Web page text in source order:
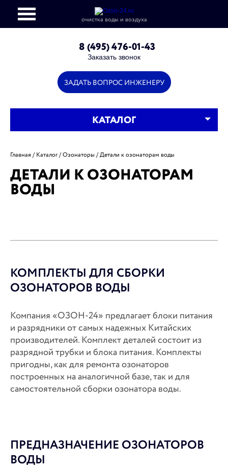
очистка воды и воздуха
8 (495) 476-01-43
Заказать звонок
ЗАДАТЬ ВОПРОС ИНЖЕНЕРУ
КАТАЛОГ
Главная Каталог Озонаторы Детали к озонаторам воды
ДЕТАЛИ К ОЗОНАТОРАМ
ВОДЫ
КОМПЛЕКТЫ ДЛЯ СБОРКИ
ОЗОНАТОРОВ ВОДЫ
Компания «ОЗОН-24» предлагает блоки питания
и разрядники от самых надежных Китайских
производителей. Комплект деталей состоит из
разрядной трубки и блока питания. Комплекты
пригодны, как для ремонта озонаторов
построенных на аналогичной базе, так и для
самостоятельной сборки озонатора воды.
ПРЕДНАЗНАЧЕНИЕ ОЗОНАТОРОВ
ВОДЫ